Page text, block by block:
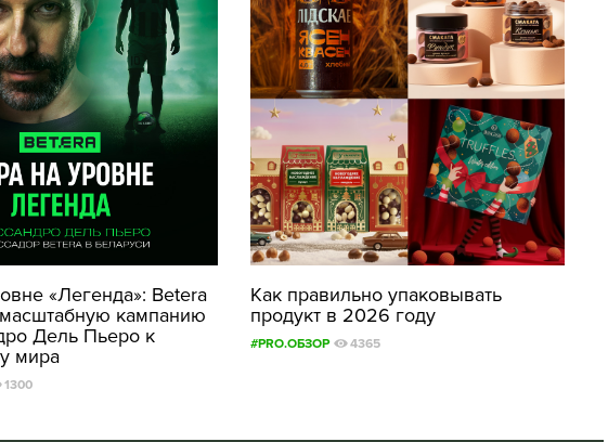
«Легенда»: Betera
масштабную кампанию
Дель Пьеро к
мира
1300
Как правильно упаковывать
продукт в 2026 году
#PRO.ОБЗОР 4365